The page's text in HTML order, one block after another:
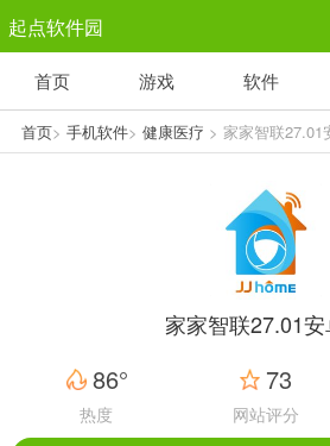
起点软件园
塔防游戏
1千+款游戏
休闲益智
1万+款游戏
赛车竞速
3百+款游戏
首页 游戏 软件
首页> 手机软件> 健康医疗 > 家家智联27.01
家家智联27.01安
86°
热度
73
网站评分